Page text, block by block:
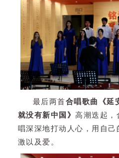
最后两首合唱歌曲《延
就没有新中国》高潮迭起，
唱深深地打动人心，用自
激以及爱。